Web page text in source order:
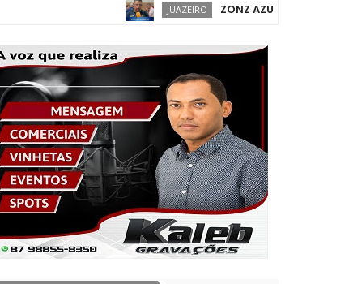
JUAZEIRO ZONZ AZUL EM JUAZEIRO: